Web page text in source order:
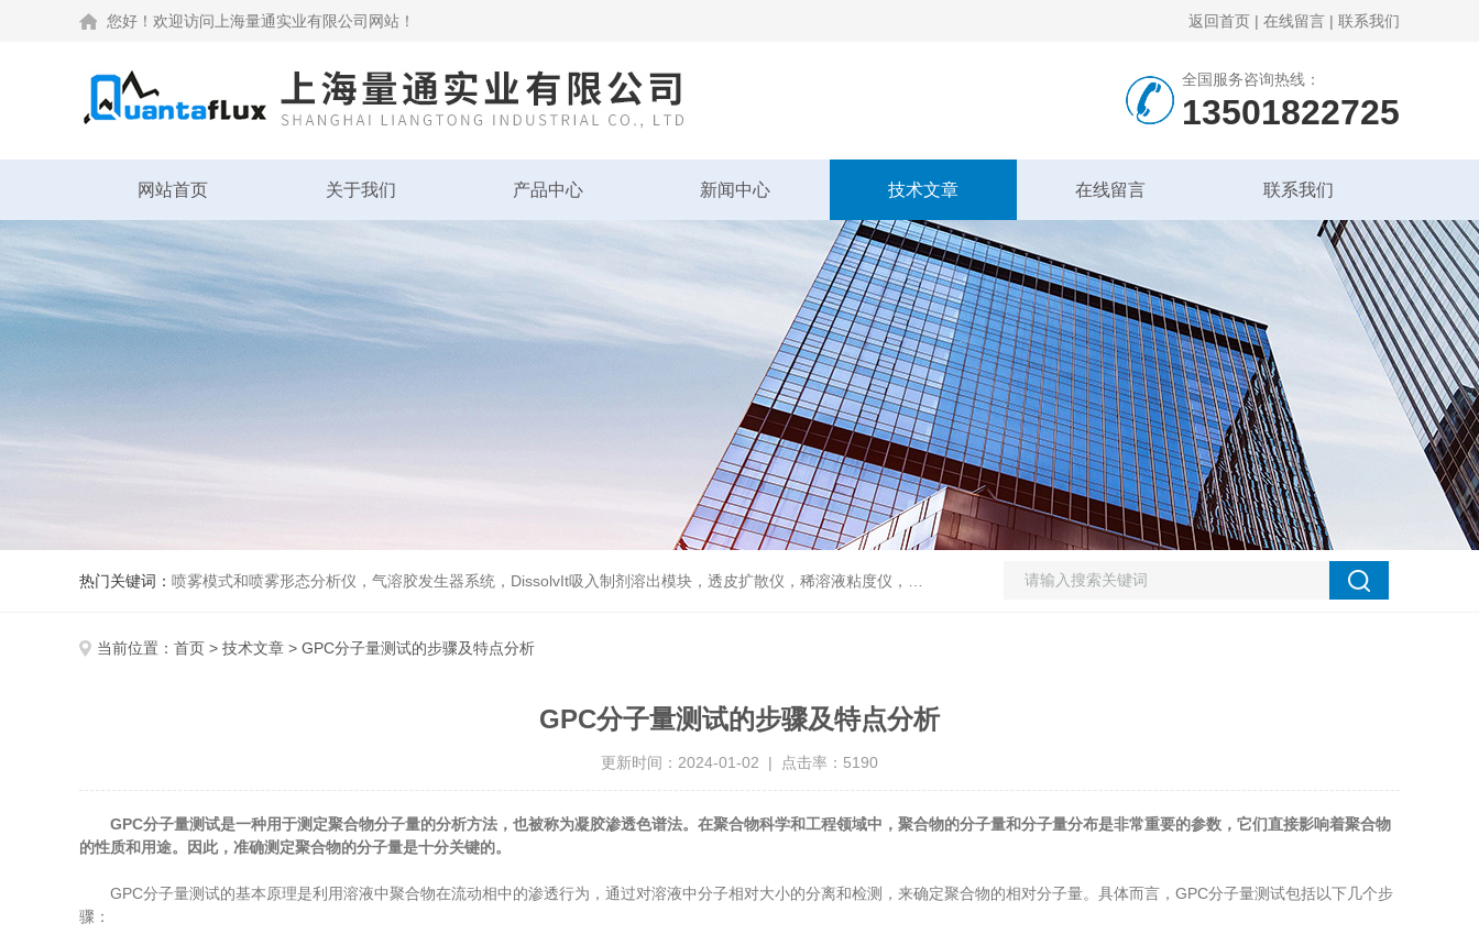
您好！欢迎访问上海量通实业有限公司网站！ 返回首页 | 在线留言 | 联系我们
全国服务咨询热线：
13501822725
网站首页 关于我们 产品中心 新闻中心 技术文章 在线留言 联系我们
热门关键词： 喷雾模式和喷雾形态分析仪，气溶胶发生器系统，DissolvIt吸入制剂溶出模块，透皮扩散仪，稀溶液粘度仪，相对粘度仪，自动触发器，高通量pMDI自动喷废系统，泵输出量和喷雾含量均匀度分析仪，粒度仪，固体表面ZETA电位分析仪，纳米粒度与ZETA电位分析仪，粉体流变仪，喷雾粒度仪
当前位置： 首页 > 技术文章 > GPC分子量测试的步骤及特点分析
GPC分子量测试的步骤及特点分析
更新时间：2024-01-02 | 点击率：5190
GPC分子量测试是一种用于测定聚合物分子量的分析方法，也被称为凝胶渗透色谱法。在聚合物科学和工程领域中，聚合物的分子量和分子量分布是非常重要的参数，它们直接影响着聚合物
的性质和用途。因此，准确测定聚合物的分子量是十分关键的。
GPC分子量测试的基本原理是利用溶液中聚合物在流动相中的渗透行为，通过对溶液中分子相对大小的分离和检测，来确定聚合物的相对分子量。具体而言，GPC分子量测试包括以下几个步
骤：